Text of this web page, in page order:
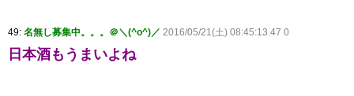
49: 名無し募集中。。。＠＼(^o^)／ 2016/05/21(土) 08:45:13.47 0
日本酒もうまいよね